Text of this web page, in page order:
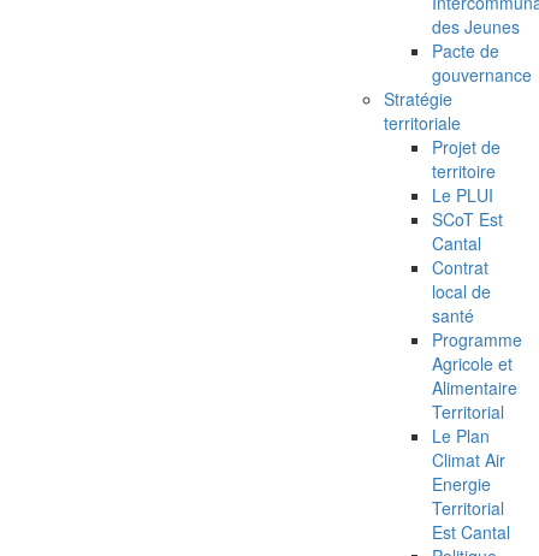
des Jeunes
Pacte de
gouvernance
Stratégie
territoriale
Projet de
territoire
Le PLUI
SCoT Est
Cantal
Contrat
local de
santé
Programme
Agricole et
Alimentaire
Territorial
Le Plan
Climat Air
Energie
Territorial
Est Cantal